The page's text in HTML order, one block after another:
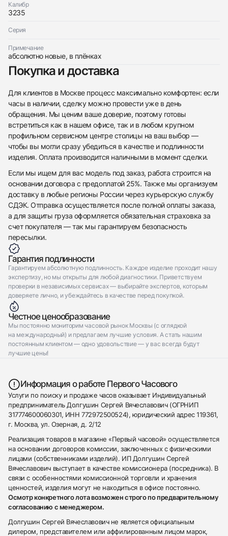
Калибр
3235
Серия
Примечание
абсолютно новые, в плёнках
Покупка и доставка
Для клиентов в Москве процесс максимально комфортен: если
часы в наличии, сделку можно провести уже в день
обращения. Мы ценим ваше доверие, поэтому готовы
встретиться как в нашем офисе, так и в любом крупном
профильном сервисном центре столицы на ваш выбор —
чтобы вы могли сразу убедиться в качестве и подлинности
изделия. Оплата производится наличными в момент сделки.
Если мы ищем для вас модель под заказ, работа строится на
основании договора с предоплатой 25%. Также мы организуем
доставку в любые регионы России через курьерскую службу
СДЭК. Отправка осуществляется после полной оплаты заказа,
а для защиты груза оформляется обязательная страховка за
счет покупателя — так мы гарантируем безопасность
пересылки.
Гарантия подлинности
Гарантируем абсолютную подлинность. Каждое изделие проходит нашу
экспертизу, но мы открыты для любой диагностики. Приветствуем
проверки в независимых сервисах — выбирайте экспертов, которым
доверяете лично, и убеждайтесь в качестве перед покупкой.
Честное ценообразование
Мы постоянно мониторим часовой рынок Москвы (с оглядкой
на международный) и предлагаем лучшие условия. А стать нашим
постоянным клиентом — одно удовольствие — у вас всегда будут
лучшие цены!
Информация о работе Первого Часового
Услуги по поиску и продаже часов оказывает Индивидуальный
предприниматель Долгушин Сергей Вячеславович (ОГРНИП
317774600060301, ИНН 772972500524), юридический адрес 119361,
г. Москва, ул. Озерная, д. 2/12
Реализация товаров в магазине «Первый часовой» осуществляется
на основании договоров комиссии, заключенных с физическими
лицами (собственниками изделий). ИП Долгушин Сергей
Вячеславович выступает в качестве комиссионера (посредника). В
связи с особенностями комиссионной торговли и хранения
ценностей, изделия могут не находиться в офисе постоянно.
Осмотр конкретного лота возможен строго по предварительному
согласованию с менеджером.
Долгушин Сергей Вячеславович не является официальным
дилером, представителем или аффилированным лицом марок,